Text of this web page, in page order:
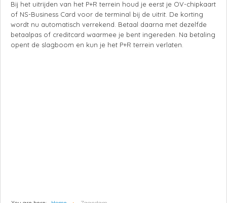
Bij het uitrijden van het P+R terrein houd je eerst je OV-chipkaart
of NS-Business Card voor de terminal bij de uitrit. De korting
wordt nu automatisch verrekend. Betaal daarna met dezelfde
betaalpas of creditcard waarmee je bent ingereden. Na betaling
opent de slagboom en kun je het P+R terrein verlaten.